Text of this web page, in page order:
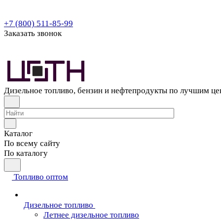
+7 (800) 511-85-99
Заказать звонок
Дизельное топливо, бензин и нефтепродукты по лучшим
Каталог
По всему сайту
По каталогу
Топливо оптом
Дизельное топливо
Летнее дизельное топливо